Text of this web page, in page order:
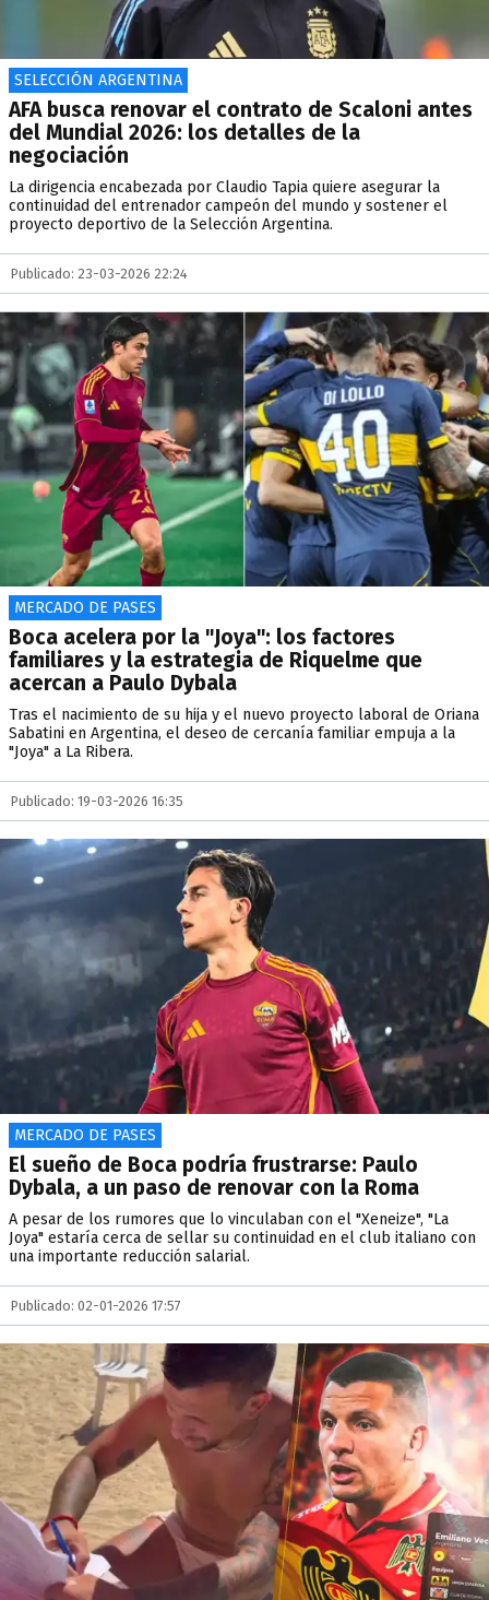
SELECCIÓN ARGENTINA
AFA busca renovar el contrato de Scaloni antes
del Mundial 2026: los detalles de la
negociación
La dirigencia encabezada por Claudio Tapia quiere asegurar la
continuidad del entrenador campeón del mundo y sostener el
proyecto deportivo de la Selección Argentina.
Publicado: 23-03-2026 22:24
MERCADO DE PASES
Boca acelera por la "Joya": los factores
familiares y la estrategia de Riquelme que
acercan a Paulo Dybala
Tras el nacimiento de su hija y el nuevo proyecto laboral de Oriana
Sabatini en Argentina, el deseo de cercanía familiar empuja a la
"Joya" a La Ribera.
Publicado: 19-03-2026 16:35
MERCADO DE PASES
El sueño de Boca podría frustrarse: Paulo
Dybala, a un paso de renovar con la Roma
A pesar de los rumores que lo vinculaban con el "Xeneize", "La
Joya" estaría cerca de sellar su continuidad en el club italiano con
una importante reducción salarial.
Publicado: 02-01-2026 17:57